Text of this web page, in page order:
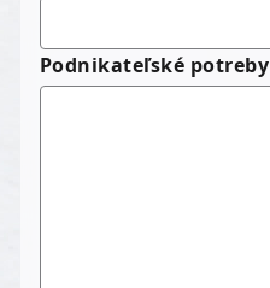
Podnikateľské potreby